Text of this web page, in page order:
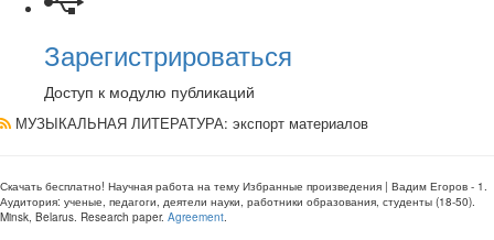
Зарегистрироваться
Доступ к модулю публикаций
МУЗЫКАЛЬНАЯ ЛИТЕРАТУРА: экспорт материалов
Скачать бесплатно! Научная работа на тему Избранные произведения | Вадим Егоров - 1.
Аудитория: ученые, педагоги, деятели науки, работники образования, студенты (18-50).
Minsk, Belarus. Research paper. Agreement.